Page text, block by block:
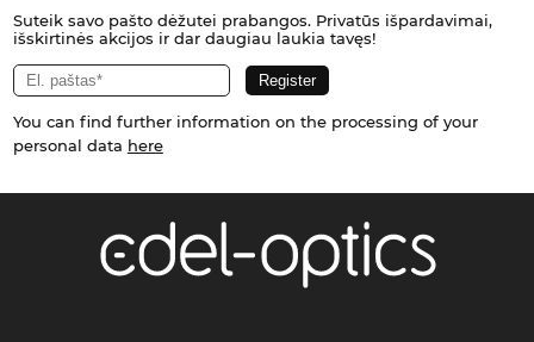
Suteik savo pašto dėžutei prabangos. Privatūs išpardavimai,
išskirtinės akcijos ir dar daugiau laukia tavęs!
You can find further information on the processing of your
personal data here